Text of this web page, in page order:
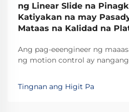
ng Linear Slide na
Katiyakan na may
Mataas na Kalidad na
Ang pag-eeengineer ng
ng motion control ay
at sumusunod sa mahigpit na
industriya. Kapag ang
Tingnan ang Higit Pa